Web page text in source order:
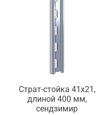
Страт-стойка 41х21,
длиной 400 мм,
сендзимир